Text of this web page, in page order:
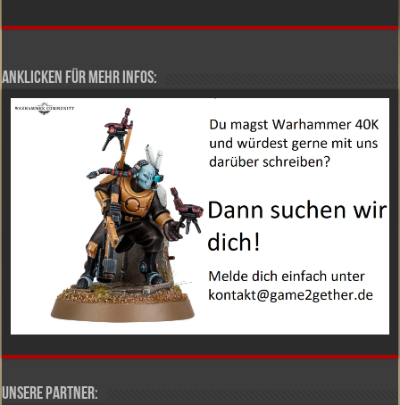
Anklicken für mehr Infos:
Unsere Partner: